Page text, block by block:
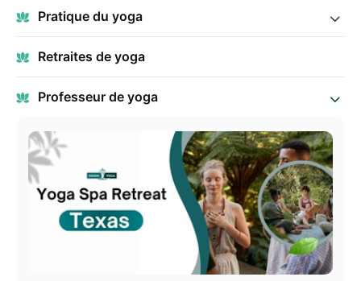
Pratique du yoga
Retraites de yoga
Professeur de yoga